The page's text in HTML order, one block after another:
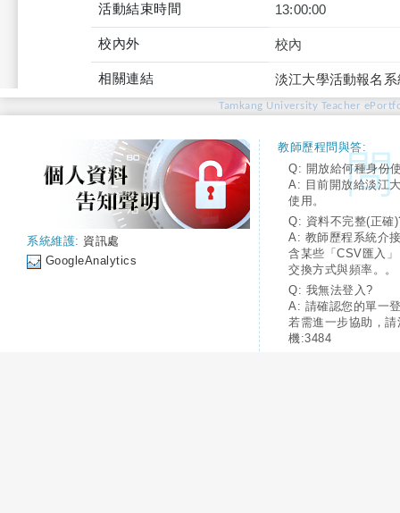
活動結束時間 13:00:00
校內外 校內
相關連結 淡江大學活動報名
Tamkang University Teacher
系統維護: 資訊處
GoogleAnalytics
教師歷程問與答:
Q: 開放給何種身份
A: 目前開放給淡江
使用。
Q: 資料不完整(正確
A: 教師歷程系統介
含某些「CSV匯入
交換方式與頻率。。
Q: 我無法登入?
A: 請確認您的單一
若需進一步協助，
機:3484